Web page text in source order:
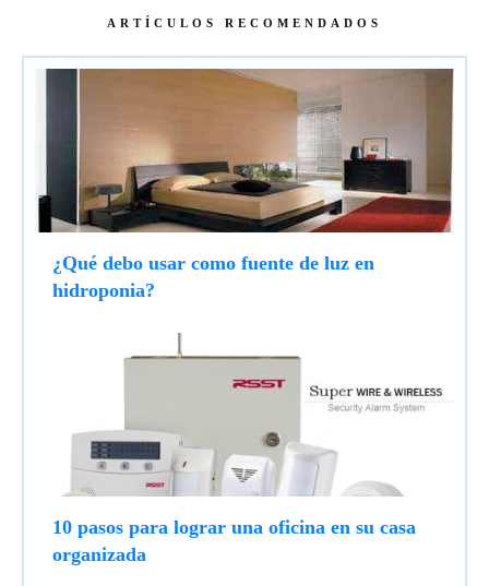
ARTÍCULOS RECOMENDADOS
¿Qué debo usar como fuente de luz en
hidroponia?
10 pasos para lograr una oficina en su casa
organizada